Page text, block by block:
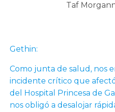
Taf
Gethin:
Como junta de salud, nos
incidente crítico que
del Hospital Princesa de
nos obligó a desalojar